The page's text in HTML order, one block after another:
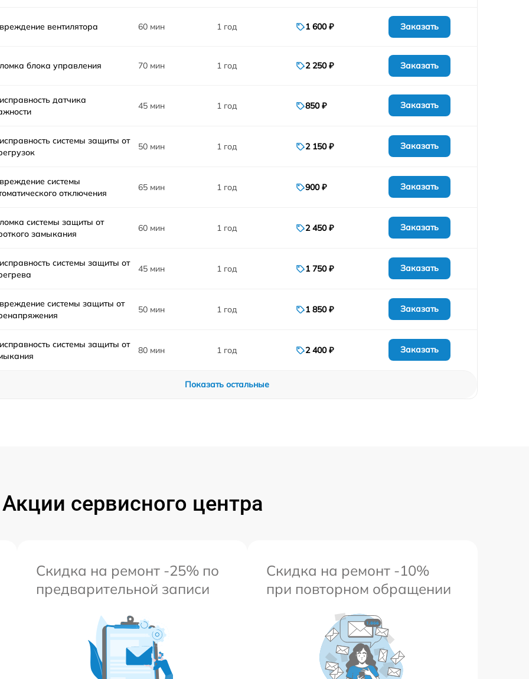
вентилятора 60 мин 1 год 1 600 ₽ Заказать
блока управления 70 мин 1 год 2 250 ₽ Заказать
датчика
45 мин 1 год 850 ₽ Заказать
системы защиты от
50 мин 1 год 2 150 ₽ Заказать
системы
отключения
65 мин 1 год 900 ₽ Заказать
системы защиты от
замыкания
60 мин 1 год 2 450 ₽ Заказать
системы защиты от
45 мин 1 год 1 750 ₽ Заказать
системы защиты от
50 мин 1 год 1 850 ₽ Заказать
системы защиты от
80 мин 1 год 2 400 ₽ Заказать
Показать остальные
Акции сервисного центра
Скидка на ремонт -25% по
предварительной записи
Скидка на ремонт -10%
при повторном обращении